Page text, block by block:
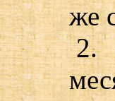
же
2.